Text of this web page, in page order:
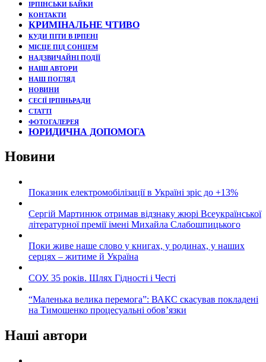
ІРПІНСЬКИ БАЙКИ
КОНТАКТИ
КРИМІНАЛЬНЕ ЧТИВО
КУДИ ПІТИ В ІРПЕНІ
МІСЦЕ ПІД СОНЦЕМ
НАДЗВИЧАЙНІ ПОДЇЇ
НАШІ АВТОРИ
НАШ ПОГЛЯД
НОВИНИ
СЕСІЇ ІРПІНЬРАДИ
СТАТТІ
ФОТОГАЛЕРЕЯ
ЮРИДИЧНА ДОПОМОГА
Новини
Показник електромобілізації в Україні зріс до +13%
Сергій Мартинюк отримав відзнаку жюрі Всеукраїнської
літературної премії імені Михайла Слабошпицького
Поки живе наше слово у книгах, у родинах, у наших
серцях – житиме й Україна
СОУ. 35 років. Шлях Гідності і Честі
“Маленька велика перемога”: ВАКС скасував покладені
на Тимошенко процесуальні обов’язки
Наші автори